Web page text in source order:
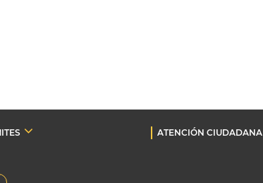
ATENCIÓN CIUDADANA